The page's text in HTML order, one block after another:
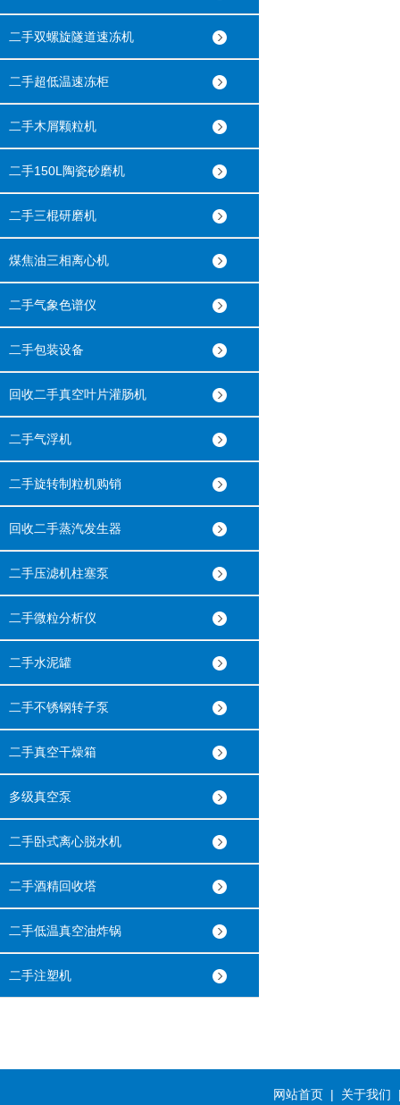
二手双螺旋隧道速冻机
二手超低温速冻柜
二手木屑颗粒机
二手150L陶瓷砂磨机
二手三棍研磨机
煤焦油三相离心机
二手气象色谱仪
二手包装设备
回收二手真空叶片灌肠机
二手气浮机
二手旋转制粒机购销
回收二手蒸汽发生器
二手压滤机柱塞泵
二手微粒分析仪
二手水泥罐
二手不锈钢转子泵
二手真空干燥箱
多级真空泵
二手卧式离心脱水机
二手酒精回收塔
二手低温真空油炸锅
二手注塑机
网站首页 | 关于我们